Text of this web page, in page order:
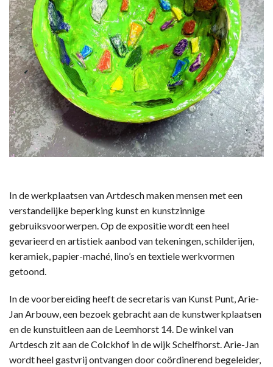
In de werkplaatsen van Artdesch maken mensen met een
verstandelijke beperking kunst en kunstzinnige
gebruiksvoorwerpen. Op de expositie wordt een heel
gevarieerd en artistiek aanbod van tekeningen, schilderijen,
keramiek, papier-maché, lino’s en textiele werkvormen
getoond.
In de voorbereiding heeft de secretaris van Kunst Punt, Arie-
Jan Arbouw, een bezoek gebracht aan de kunstwerkplaatsen
en de kunstuitleen aan de Leemhorst 14. De winkel van
Artdesch zit aan de Colckhof in de wijk Schelfhorst. Arie-Jan
wordt heel gastvrij ontvangen door coördinerend begeleider,